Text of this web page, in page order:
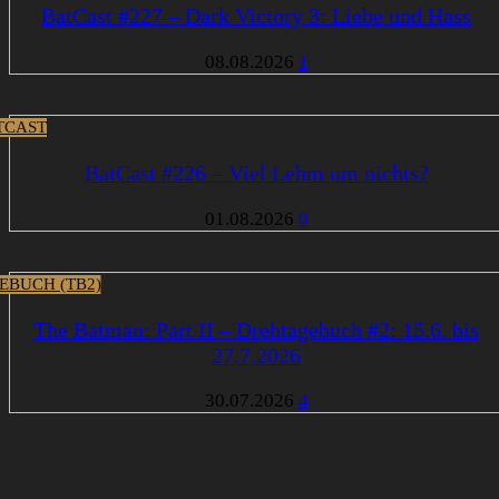
BatCast #227 – Dark Victory 3: Liebe und Hass
08.08.2026 1
BatCast #226 – Viel Lehm um nichts?
01.08.2026 0
(TB2)
The Batman: Part II – Drehtagebuch #2: 15.6. bis
27.7.2026
30.07.2026 4